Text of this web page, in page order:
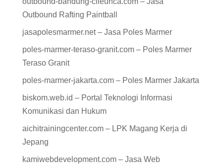
Outbound Rafting Paintball
jasapolesmarmer.net – Jasa Poles Marmer
poles-marmer-teraso-granit.com – Poles Marmer
Teraso Granit
poles-marmer-jakarta.com – Poles Marmer Jakarta
biskom.web.id – Portal Teknologi Informasi
Komunikasi dan Hukum
aichitrainingcenter.com – LPK Magang Kerja di
Jepang
kamiwebdevelopment.com – Jasa Web